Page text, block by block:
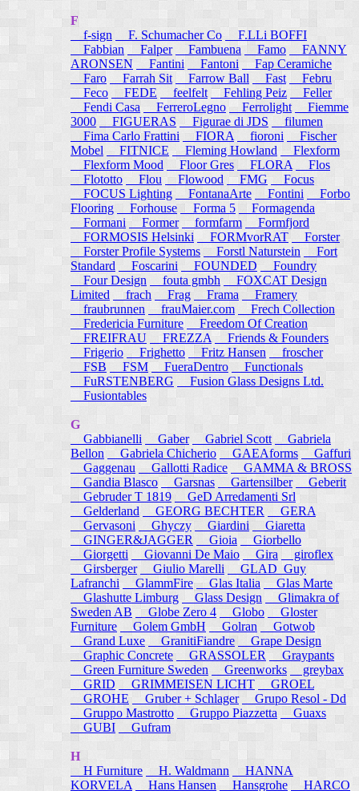
F
f-sign
F. Schumacher Co
F.LLi BOFFI
Fabbian
Falper Fambuena Famo
FANNY
ARONSEN
Fantini Fantoni
Fap Ceramiche
Faro
Farrah Sit Farrow Ball Fast
Febru
Feco
FEDE feelfelt Fehling Peiz
Feller
Fendi Casa
FerreroLegno Ferrolight
Fiemme
3000
FIGUERAS Figurae di JDS
filumen
Fima Carlo Frattini
FIORA fioroni
Fischer
Mobel
FITNICE Fleming Howland
Flexform
Flexform Mood
Floor Gres FLORA
Flos
Flototto
Flou Flowood FMG
Focus
FOCUS Lighting
FontanaArte Fontini
Forbo
Flooring
Forhouse Forma 5
Formagenda
Formani
Former formfarm
Formfjord
FORMOSIS Helsinki
FORMvorRAT
Forster
Forster Profile Systems
Forstl Naturstein
Fort
Standard
Foscarini FOUNDED
Foundry
Four Design
fouta gmbh
FOXCAT Design
Limited
frach Frag Frama
Framery
fraubrunnen
frauMaier.com
Frech Collection
Fredericia Furniture
Freedom Of Creation
FREIFRAU
FREZZA
Friends & Founders
Frigerio
Frighetto Fritz Hansen
froscher
FSB
FSM FueraDentro
Functionals
FuRSTENBERG
Fusion Glass Designs Ltd.
Fusiontables
G
Gabbianelli
Gaber Gabriel Scott
Gabriela
Bellon
Gabriela Chicherio GAEAforms
Gaffuri
Gaggenau
Gallotti Radice
GAMMA & BROSS
Gandia Blasco
Garsnas Gartensilber
Geberit
Gebruder T 1819
GeD Arredamenti Srl
Gelderland
GEORG BECHTER
GERA
Gervasoni
Ghyczy Giardini
Giaretta
GINGER&JAGGER
Gioia
Giorbello
Giorgetti
Giovanni De Maio Gira
giroflex
Girsberger
Giulio Marelli
GLAD_Guy
Lafranchi
GlammFire Glas Italia
Glas Marte
Glashutte Limburg
Glass Design
Glimakra of
Sweden AB
Globe Zero 4 Globo
Gloster
Furniture
Golem GmbH Golran
Gotwob
Grand Luxe
GranitiFiandre
Grape Design
Graphic Concrete
GRASSOLER
Graypants
Green Furniture Sweden
Greenworks
greybax
GRID
GRIMMEISEN LICHT
GROEL
GROHE
Gruber + Schlager
Grupo Resol - Dd
Gruppo Mastrotto
Gruppo Piazzetta
Guaxs
GUBI
Gufram
H
H Furniture
H. Waldmann
HANNA
KORVELA
Hans Hansen Hansgrohe HARCO